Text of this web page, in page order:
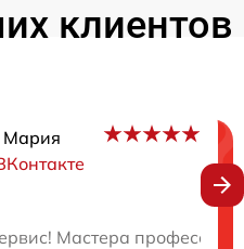
клиентов
Мария
Мастера